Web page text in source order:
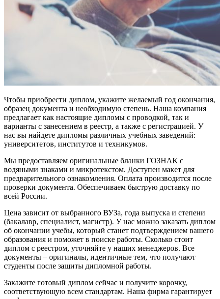
Чтобы приобрести диплом, укажите желаемый год окончания,
образец документа и необходимую степень. Наша компания
предлагает как настоящие дипломы с проводкой, так и
варианты с занесением в реестр, а также с регистрацией. У
нас вы найдете дипломы различных учебных заведений:
университетов, институтов и техникумов.
Мы предоставляем оригинальные бланки ГОЗНАК с
водяными знаками и микротекстом. Доступен макет для
предварительного ознакомления. Оплата производится после
проверки документа. Обеспечиваем быструю доставку по
всей России.
Цена зависит от выбранного ВУЗа, года выпуска и степени
(бакалавр, специалист, магистр). У нас можно заказать диплом
об окончании учебы, который станет подтверждением вашего
образования и поможет в поиске работы. Сколько стоит
диплом с реестром, уточняйте у наших менеджеров. Все
документы – оригиналы, идентичные тем, что получают
студенты после защиты дипломной работы.
Закажите готовый диплом сейчас и получите корочку,
соответствующую всем стандартам. Наша фирма гарантирует